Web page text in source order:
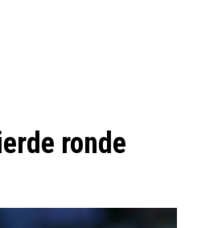
ronde